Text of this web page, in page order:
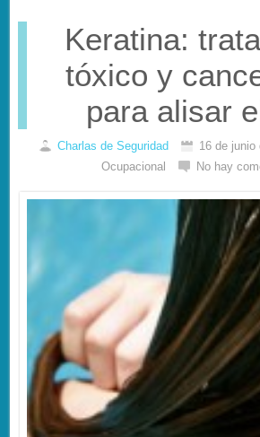
Keratina:
tóxico y
para alisar
Charlas de Seguridad 16 de junio
Ocupacional
No hay